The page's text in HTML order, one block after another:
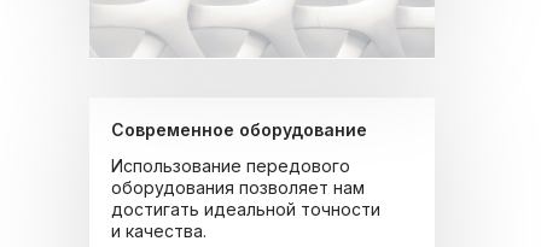
Использование передового
оборудования позволяет нам
достигать идеальной точности
и качества.
Современное оборудование